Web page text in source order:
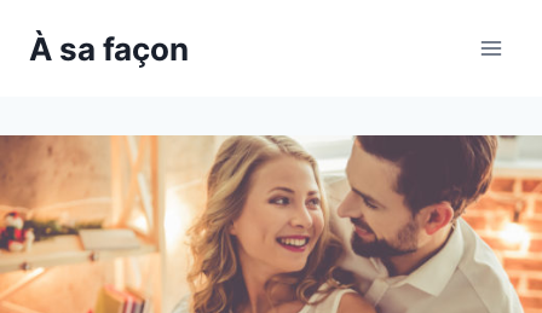
À sa façon